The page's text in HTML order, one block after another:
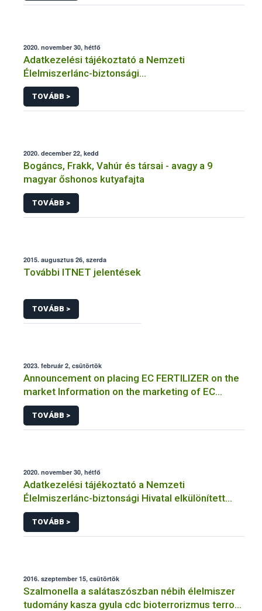
2020. november 30, hétfő
Adatkezelési tájékoztató a Nemzeti
Élelmiszerlánc-biztonsági
Hivatal tevékenységéhez kötődő érintetti jogok
gyakorlásával összefüggő adatkezeléseihez
TOVÁBB >
2020. december 22, kedd
Bogáncs, Frakk, Vahúr és társai - avagy a 9
magyar őshonos kutyafajta
TOVÁBB >
2015. augusztus 26, szerda
További ITNET jelentések
TOVÁBB >
2023. február 2, csütörtök
Announcement on placing EC FERTILIZER on the
market Information on the marketing of EC
FERTILIZER and the application for a certificate
TOVÁBB >
2020. november 30, hétfő
Adatkezelési tájékoztató a Nemzeti
Élelmiszerlánc-biztonsági Hivatal elkülönített
visszaélés-bejelentési rendszerhez kapcsolódó
adatkezeléséhez
TOVÁBB >
2016. szeptember 15, csütörtök
Szalmonella a salátaszószban nébih élelmiszer
tudomány kasza gyula cdc bioterrorizmus terror